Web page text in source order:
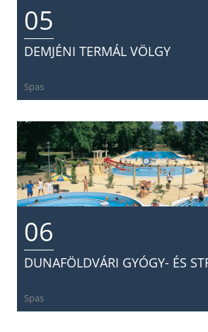
05
DEMJÉNI TERMÁL VÖLGY
Spas
06
DUNAFÖLDVÁRI GYÓGY- ÉS
Spas